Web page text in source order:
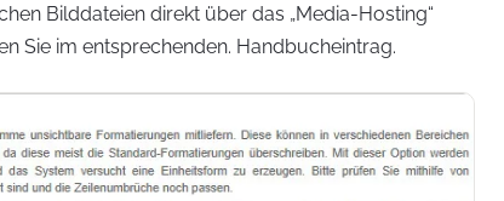
Bilddateien direkt über das „Media-Hosting“
Sie im entsprechenden. Handbucheintrag.